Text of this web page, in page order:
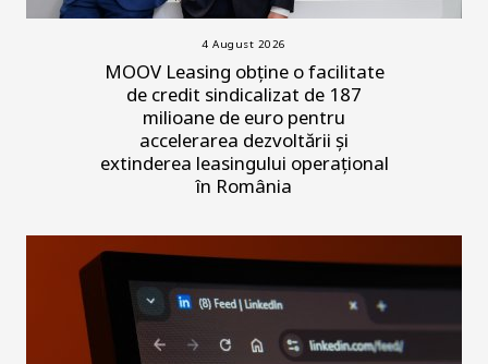
4 August 2026
MOOV Leasing obține o facilitate
de credit sindicalizat de 187
milioane de euro pentru
accelerarea dezvoltării și
extinderea leasingului operațional
în România